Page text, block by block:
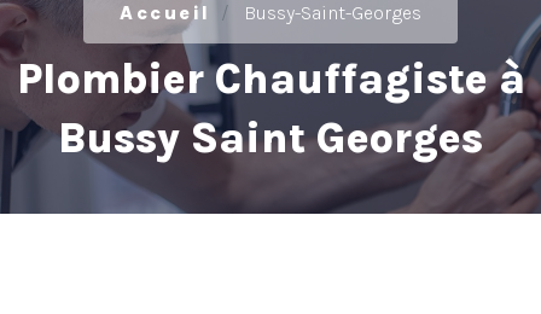
Accueil Bussy-Saint-Georges
Plombier Chauffagiste à
Bussy Saint Georges